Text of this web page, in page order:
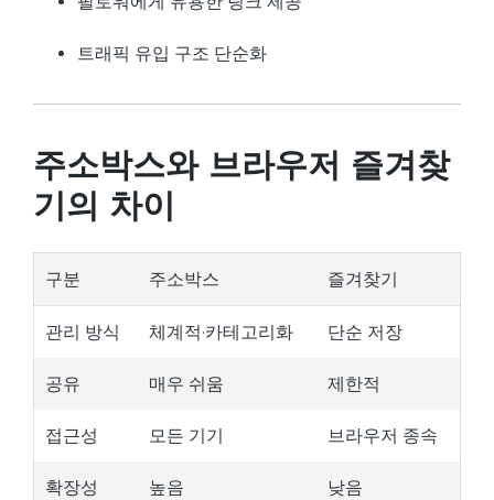
트래픽 유입 구조 단순화
주소박스와 브라우저 즐겨찾
기의 차이
구분 주소박스 즐겨찾기
관리 방식 체계적·카테고리화 단순 저장
공유 매우 쉬움 제한적
접근성 모든 기기 브라우저 종속
확장성 높음 낮음